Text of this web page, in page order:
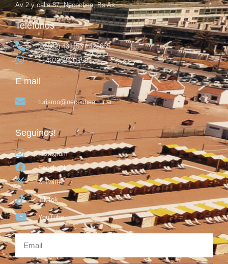
Av 2 y calle 87, Necochea, Bs As
Teléfonos
(02262) 431153 / 425665
+5492262431153
E mail
turismo@necochea.tur.ar
Seguinos!
Instagram
Facebook
X Twitter
TikTok
YouTube